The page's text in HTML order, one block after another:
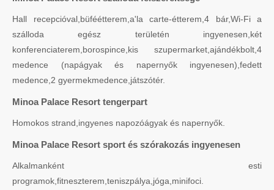
Hall recepcióval,büféétterem,a'la carte-étterem,4 bár,Wi-Fi a
szálloda egész területén ingyenesen,két
konferenciaterem,borospince,kis szupermarket,ajándékbolt,4
medence (napágyak és napernyők ingyenesen),fedett
medence,2 gyermekmedence,játszótér.
Minoa Palace Resort tengerpart
Homokos strand,ingyenes napozóágyak és napernyők.
Minoa Palace Resort sport és szórakozás ingyenesen
Alkalmanként esti
programok,fitneszterem,teniszpálya,jóga,minifoci.